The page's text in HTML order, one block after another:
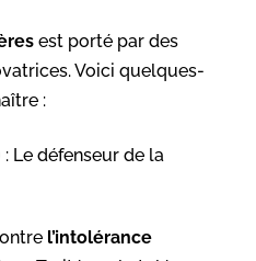
est porté par des
Voici quelques-
:
: Le défenseur de la
l’intolérance